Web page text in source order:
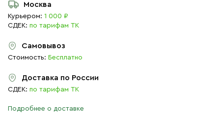
Москва
Курьером: 1 000 ₽
СДЕК: по тарифам ТК
Самовывоз
Стоимость: Бесплатно
Доставка по России
СДЕК: по тарифам ТК
Подробнее о доставке